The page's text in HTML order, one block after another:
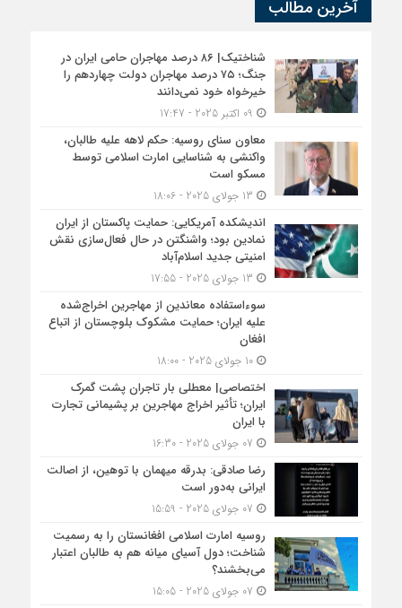
آخرین مطالب
شناختیک| ۸۶ درصد مهاجران حامی ایران در
جنگ؛ ۷۵ درصد مهاجران دولت چهاردهم را
خیرخواه خود نمی‌دانند
معاون سنای روسیه: حکم لاهه علیه طالبان،
واکنشی به شناسایی امارت اسلامی توسط
مسکو است
اندیشکده آمریکایی: حمایت پاکستان از ایران
نمادین بود؛ واشنگتن در حال فعال‌سازی نقش
امنیتی جدید اسلام‌آباد
سوءاستفاده معاندین از مهاجرین اخراج‌شده
علیه ایران؛ حمایت مشکوک بلوچستان از اتباع
افغان
10 جولای 2025 - 18:00
اختصاصی| معطلی بار تاجران پشت گمرک
ایران؛ تأثیر اخراج مهاجرین بر پشیمانی تجارت
با ایران
رضا صادقی: بدرقه میهمان با توهین، از اصالت
ایرانی به‌دور است
روسیه امارت اسلامی افغانستان را به رسمیت
شناخت؛ دول آسیای میانه هم به طالبان اعتبار
می‎‌بخشند؟